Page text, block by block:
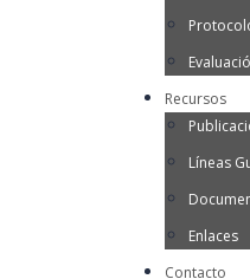
Recursos
Líneas
Enlaces
Contacto